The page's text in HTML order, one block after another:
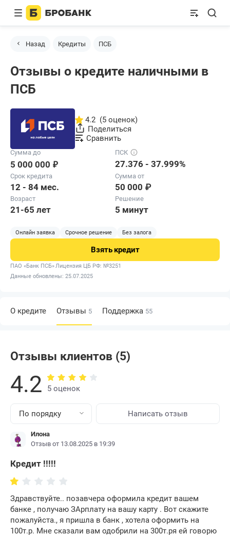
Назад Кредиты ПСБ
Отзывы о кредите наличными в
ПСБ
4.2 (5 оценок)
Поделиться
Сравнить
Сумма до
5 000 000 ₽
ПСК
27.376 - 37.999%
Срок кредита
12 - 84 мес.
Сумма от
50 000 ₽
Возраст
21-65 лет
Решение
5 минут
Онлайн заявка Срочное решение Без залога
Взять кредит
ПАО «Банк ПСБ»Лицензия ЦБ РФ: №3251
Данные обновлены: 25.07.2025
О кредите Отзывы 5 Поддержка 55
Отзывы клиентов (5)
4.2 5 оценок
По порядку Написать отзыв
Илона
Отзыв от 13.08.2025 в 19:39
Кредит !!!!!
Здравствуйте.. позавчера оформила кредит вашем
банке , получаю ЗАрплату на вашу карту . Вот скажите
пожалуйста., я пришла в банк , хотела оформить на
100т.р. Мне сказали вам одобрили на 300т.ря ей говорю